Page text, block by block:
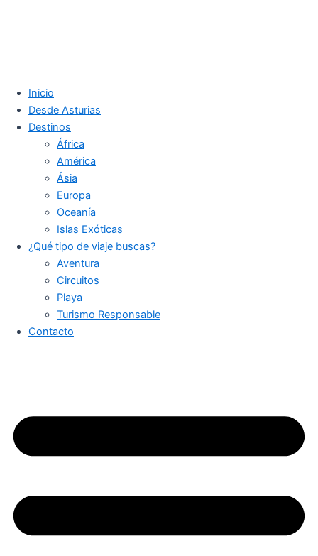
Inicio
Desde Asturias
Destinos
África
América
Ásia
Europa
Oceanía
Islas Exóticas
¿Qué tipo de viaje buscas?
Aventura
Circuitos
Playa
Turismo Responsable
Contacto